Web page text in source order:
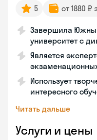
5 от 1880 ₽
Завершила
университет с
Является
Использует
интересного
Читать дальше
Услуги и цены